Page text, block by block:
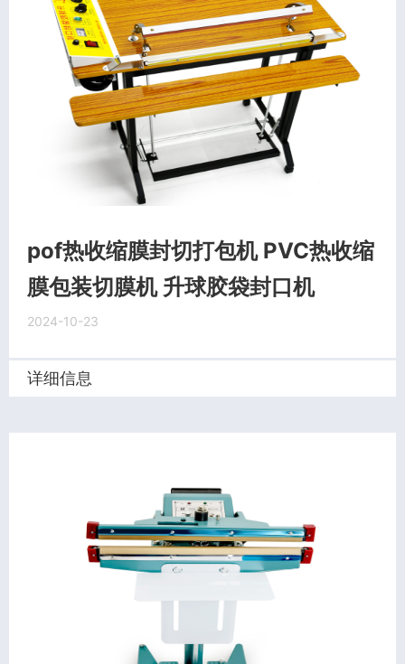
pof热收缩膜封切打包机 PVC热收缩
膜包装切膜机 升球胶袋封口机
2024-10-23
详细信息